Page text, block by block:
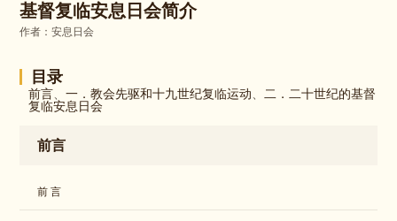
基督复临安息日会简介
作者：安息日会
目录
前言、一．教会先驱和十九世纪复临运动、二．二十世纪的基督
复临安息日会
前言
前 言